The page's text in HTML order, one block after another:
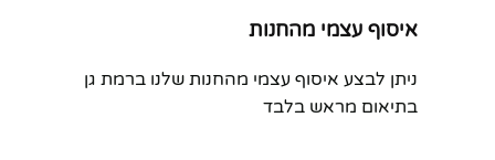
איסוף עצמי מהחנות
ניתן לבצע איסוף עצמי מהחנות שלנו ברמת גן
בתיאום מראש בלבד